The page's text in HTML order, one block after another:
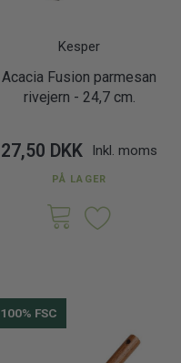
Kesper
Acacia Fusion parmesan
rivejern - 24,7 cm.
27,50 DKK Inkl. moms
PÅ LAGER
100% FSC